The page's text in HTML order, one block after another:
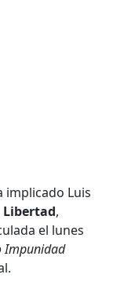
implicado Luis
Libertad,
el lunes
Impunidad